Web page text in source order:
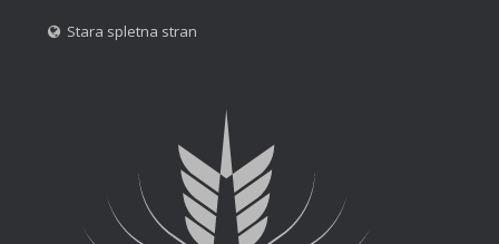
Stara spletna stran